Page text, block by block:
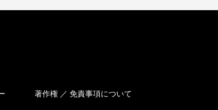
著作権 ／ 免責事項について